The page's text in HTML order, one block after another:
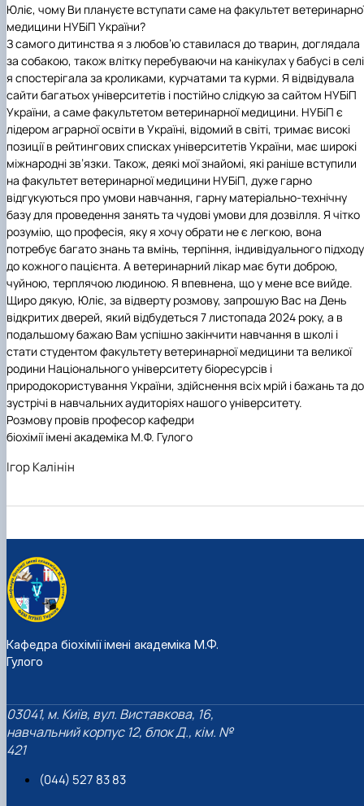
Юліє, чому Ви плануєте вступати саме на факультет
медицини НУБіП України?
З самого дитинства я з любов’ю ставилася до тварин, доглядала
за собакою, також влітку перебуваючи на канікулах у бабусі в
я спостерігала за кроликами, курчатами та курми. Я відвідувала
сайти багатьох університетів і постійно слідкую за сайтом НУБіП
України, а саме факультетом ветеринарної медицини. НУБіП є
лідером аграрної освіти в Україні, відомий в світі, тримає високі
позиції в рейтингових списках університетів України, має широкі
міжнародні зв’язки. Також, деякі мої знайомі, які раніше вступили
на факультет ветеринарної медицини НУБіП, дуже гарно
відгукуються про умови навчання, гарну матеріально-технічну
базу для проведення занять та чудові умови для дозвілля. Я чітко
розумію, що професія, яку я хочу обрати не є легкою, вона
потребує багато знань та вмінь, терпіння, індивідуального підходу
до кожного пацієнта. А ветеринарний лікар має бути доброю,
чуйною, терплячою людиною. Я впевнена, що у мене все вийде.
Щиро дякую, Юліє, за відверту розмову, запрошую Вас на День
відкритих дверей, який відбудеться 7 листопада 2024 року, а в
подальшому бажаю Вам успішно закінчити навчання в школі і
стати студентом факультету ветеринарної медицини та великої
родини Національного університету біоресурсів і
природокористування України, здійснення всіх мрій і бажань та до
зустрічі в навчальних аудиторіях нашого університету.
Розмову провів професор кафедри
біохімії імені академіка М.Ф. Гулого
Ігор Калінін
Кафедра біохімії імені академіка М.Ф.
Гулого
03041, м. Київ, вул. Виставкова, 16,
навчальний корпус 12, блок Д., кім. №
421
(044) 527 83 83